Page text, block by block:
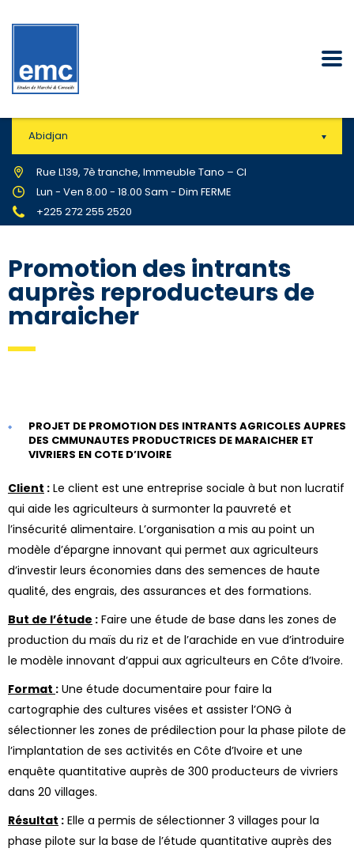
Abidjan
Rue L139, 7è tranche, Immeuble Tano – CI
Lun - Ven 8.00 - 18.00 Sam - Dim FERME
+225 272 255 2520
Promotion des intrants
auprès reproducteurs de
maraicher
PROJET DE PROMOTION DES INTRANTS AGRICOLES AUPRES
DES CMMUNAUTES PRODUCTRICES DE MARAICHER ET
VIVRIERS EN COTE D’IVOIRE
Client : Le client est une entreprise sociale à but non lucratif
qui aide les agriculteurs à surmonter la pauvreté et
l’insécurité alimentaire. L’organisation a mis au point un
modèle d’épargne innovant qui permet aux agriculteurs
d’investir leurs économies dans des semences de haute
qualité, des engrais, des assurances et des formations.
But de l’étude : Faire une étude de base dans les zones de
production du maïs du riz et de l’arachide en vue d’introduire
le modèle innovant d’appui aux agriculteurs en Côte d’Ivoire.
Format : Une étude documentaire pour faire la
cartographie des cultures visées et assister l’ONG à
sélectionner les zones de prédilection pour la phase pilote de
l’implantation de ses activités en Côte d’Ivoire et une
enquête quantitative auprès de 300 producteurs de vivriers
dans 20 villages.
Résultat : Elle a permis de sélectionner 3 villages pour la
phase pilote sur la base de l’étude quantitative auprès des